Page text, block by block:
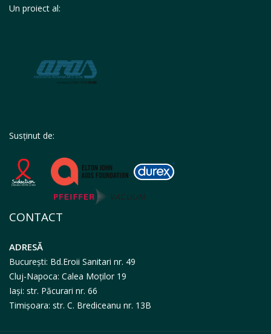
Un proiect al:
Susținut de:
CONTACT
ADRESĂ
București: Bd.Eroii Sanitari nr. 49
Cluj-Napoca: Calea Moților 19
Iași: str. Păcurari nr. 66
Timișoara: str. C. Brediceanu nr. 13B